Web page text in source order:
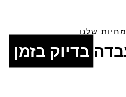
שלנו
בדיוק בזמן